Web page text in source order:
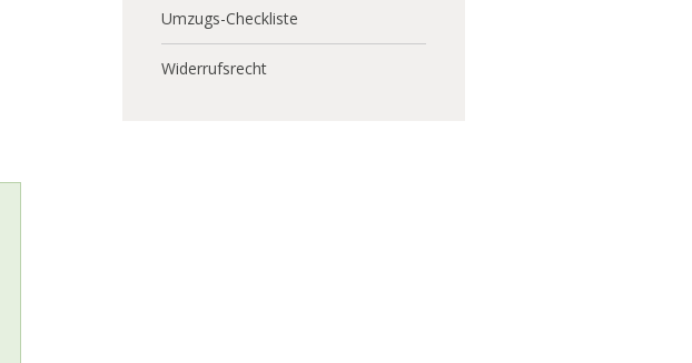
Umzugs-Checkliste
Widerrufsrecht